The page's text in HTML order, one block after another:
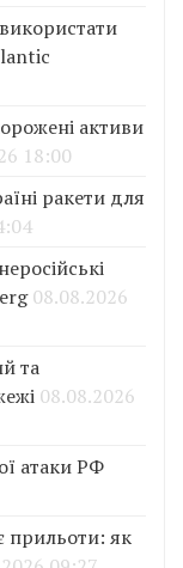
активи
18:00
ракети для
08.08.2026
та
08.08.2026
атаки РФ
прильоти: як